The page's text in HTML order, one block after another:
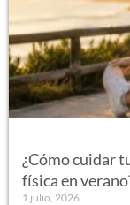
¿Cómo cuidar
física en
1 julio, 2026